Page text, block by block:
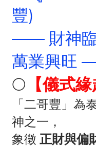
豐)
—— 財神臨
萬業興旺
🌕 【儀式緣
「二哥豐」為
神之一，
象徵 正財與偏